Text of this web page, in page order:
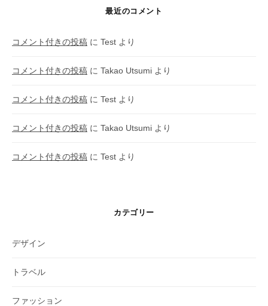
最近のコメント
コメント付きの投稿 に Test より
コメント付きの投稿 に Takao Utsumi より
コメント付きの投稿 に Test より
コメント付きの投稿 に Takao Utsumi より
コメント付きの投稿 に Test より
カテゴリー
デザイン
トラベル
ファッション